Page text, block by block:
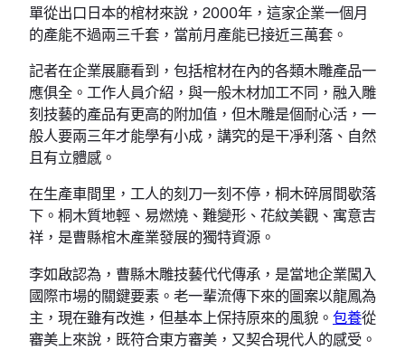
單從出口日本的棺材來說，2000年，這家企業一個月
的產能不過兩三千套，當前月產能已接近三萬套。
記者在企業展廳看到，包括棺材在內的各類木雕產品一
應俱全。工作人員介紹，與一般木材加工不同，融入雕
刻技藝的產品有更高的附加值，但木雕是個耐心活，一
般人要兩三年才能學有小成，講究的是干凈利落、自然
且有立體感。
在生產車間里，工人的刻刀一刻不停，桐木碎屑間歇落
下。桐木質地輕、易燃燒、難變形、花紋美觀、寓意吉
祥，是曹縣棺木產業發展的獨特資源。
李如啟認為，曹縣木雕技藝代代傳承，是當地企業闖入
國際市場的關鍵要素。老一輩流傳下來的圖案以龍鳳為
主，現在雖有改進，但基本上保持原來的風貌。 包養從
審美上來說，既符合東方審美，又契合現代人的感受。